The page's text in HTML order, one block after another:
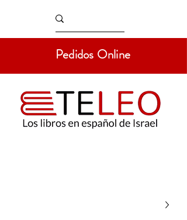
Pedidos Online